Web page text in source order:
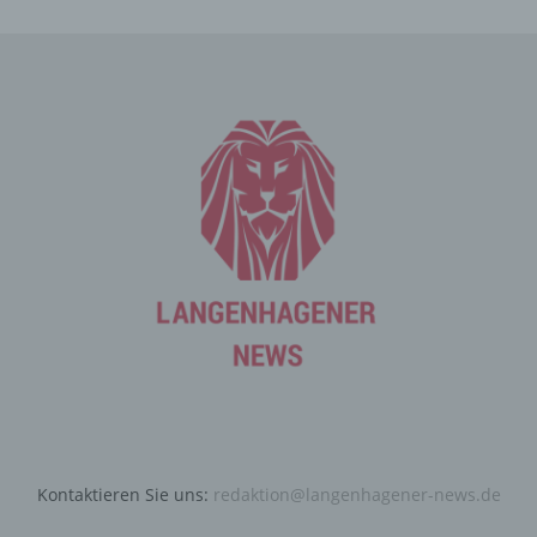
Kontaktieren Sie uns: redaktion@langenhagener-news.de
Cookie gespeichert wurde. Dies ermöglicht es den
besuchten Internetseiten und Servern, den individuellen
Browser der betroffenen Person von anderen
Internetbrowsern, die andere Cookies enthalten, zu
unterscheiden. Ein bestimmter Internetbrowser kann
über die eindeutige Cookie-ID wiedererkannt und
Internetseite nutzerfreundlichere Services bereitstellen,
wie bereits erwähnt, die Benutzer unserer Internetseite